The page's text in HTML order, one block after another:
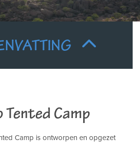
Tented Camp
Camp is ontworpen en opgezet